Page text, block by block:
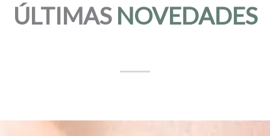
ÚLTIMAS NOVEDADES